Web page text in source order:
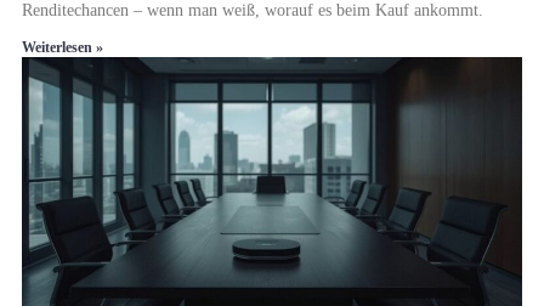
Renditechancen – wenn man weiß, worauf es beim Kauf ankommt.
Weiterlesen »